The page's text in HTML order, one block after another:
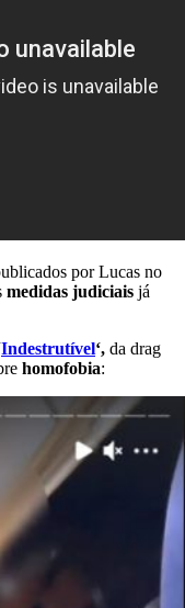
por Lucas no
medidas judiciais já
Indestrutível‘, da drag
homofobia: